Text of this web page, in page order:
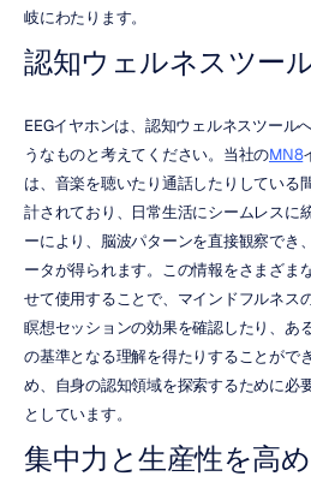
岐にわたります。
認知ウェルネスツー
EEGイヤホンは、認知ウェルネスツール
うなものと考えてください。当社のMN8
は、音楽を聴いたり通話したりしている
計されており、日常生活にシームレスに
ーにより、脳波パターンを直接観察でき
ータが得られます。この情報をさまざま
せて使用することで、マインドフルネス
瞑想セッションの効果を確認したり、あ
の基準となる理解を得たりすることがで
め、自身の認知領域を探索するために必
としています。
集中力と生産性を高